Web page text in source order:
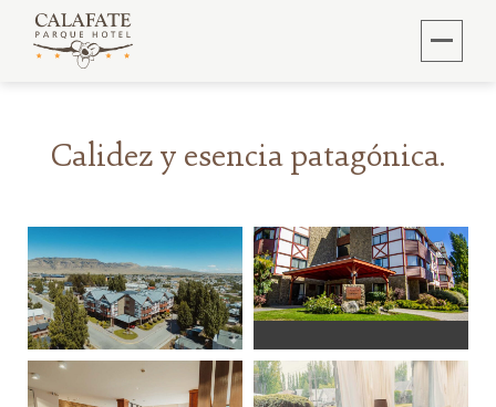
Calidez y esencia patagónica.